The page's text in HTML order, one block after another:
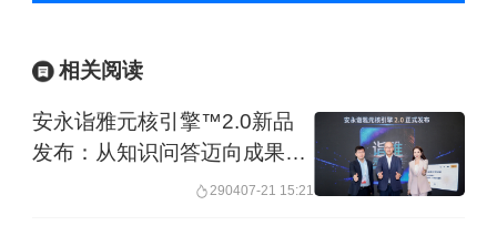
相关阅读
安永诣雅元核引擎™2.0新品
发布：从知识问答迈向成果交
290407-21 15:21